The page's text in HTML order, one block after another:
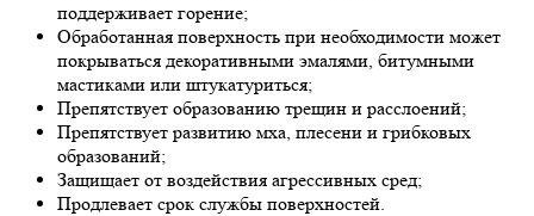
поддерживает горение;
Обработанная поверхность при необходимости может
покрываться декоративными эмалями, битумными
мастиками или штукатуриться;
Препятствует образованию трещин и расслоений;
Препятствует развитию мха, плесени и грибковых
образований;
Защищает от воздействия агрессивных сред;
Продлевает срок службы поверхностей.